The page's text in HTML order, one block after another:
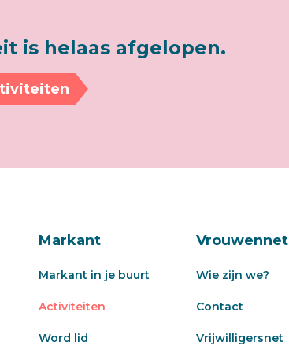
is helaas afgelopen.
Markant
Markant in je buurt
Activiteiten
Word lid
Vrouwennet
Wie zijn we?
Contact
Vrijwilligersnet